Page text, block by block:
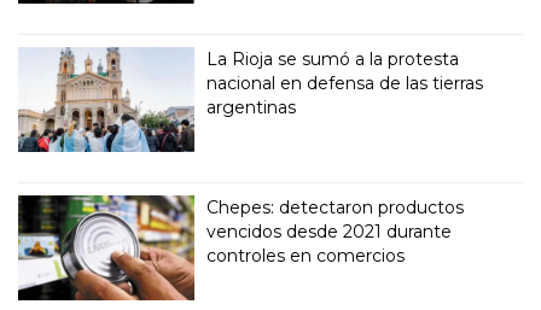
La Rioja se sumó a la protesta
nacional en defensa de las tierras
argentinas
Chepes: detectaron productos
vencidos desde 2021 durante
controles en comercios